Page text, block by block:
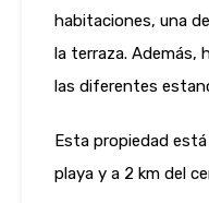
habitaciones, una
la terraza. Además,
las diferentes
Esta propiedad
playa y a 2 km del